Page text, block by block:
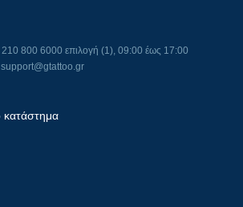
800 6000 επιλογή (1), 09:00 έως 17:00
support@gtattoo.gr
κατάστημα